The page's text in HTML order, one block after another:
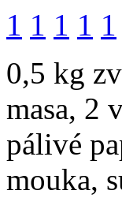
1 1 1 1 1
0,5 kg
masa, 2
pálivé
mouka,